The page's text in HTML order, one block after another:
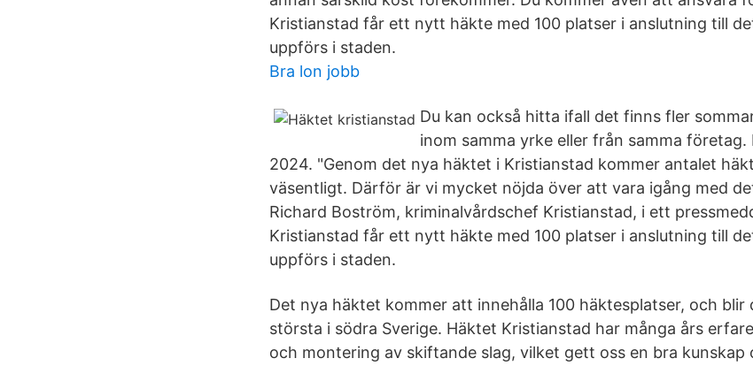
Kristianstad får ett nytt häkte med 100 platser i anslutning till
uppförs i staden.
Bra lon jobb
Du kan också hitta ifall det finns fler
inom samma yrke eller från samma
2024. "Genom det nya häktet i Kristianstad kommer antalet
väsentligt. Därför är vi mycket nöjda över att vara igång med
Richard Boström, kriminalvårdschef Kristianstad, i ett
Kristianstad får ett nytt häkte med 100 platser i anslutning till
uppförs i staden.
Det nya häktet kommer att innehålla 100 häktesplatser, och blir
största i södra Sverige. Häktet Kristianstad har många års
och montering av skiftande slag, vilket gett oss en bra kunskap